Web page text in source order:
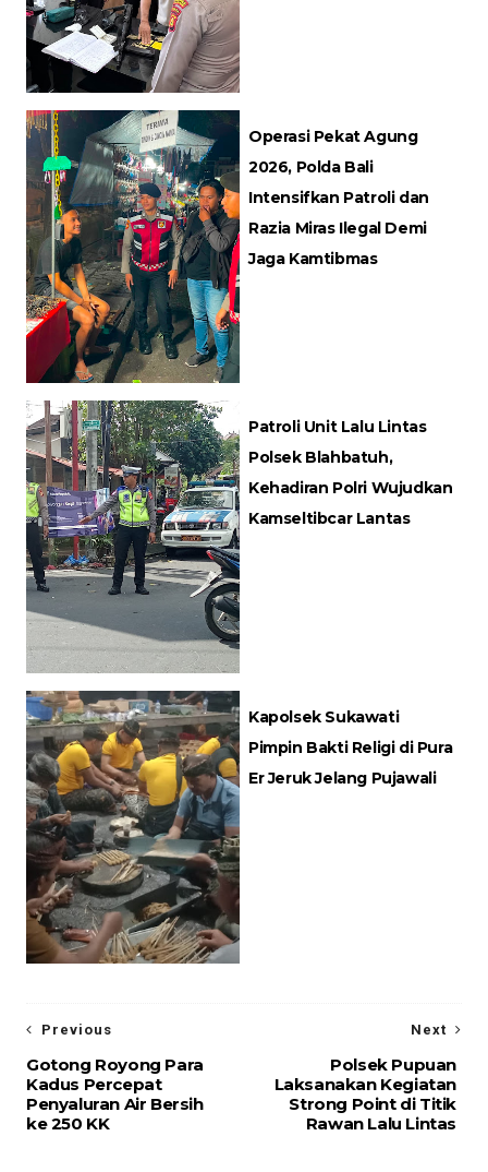
Operasi Pekat Agung
2026, Polda Bali
Intensifkan Patroli dan
Razia Miras Ilegal Demi
Jaga Kamtibmas
Patroli Unit Lalu Lintas
Polsek Blahbatuh,
Kehadiran Polri Wujudkan
Kamseltibcar Lantas
Kapolsek Sukawati
Pimpin Bakti Religi di Pura
Er Jeruk Jelang Pujawali
Next
Polsek Pupuan
Laksanakan Kegiatan
Strong Point di Titik
Rawan Lalu Lintas
Previous
Gotong Royong Para
Kadus Percepat
Penyaluran Air Bersih
ke 250 KK